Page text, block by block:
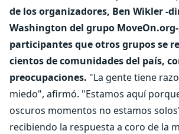
de los organizadores, Ben Wikler -
Washington del grupo
participantes que otros grupos se
cientos de comunidades del país,
preocupaciones. "La gente tiene
miedo", afirmó. "Estamos aquí
oscuros momentos no estamos
recibiendo la respuesta a coro de la